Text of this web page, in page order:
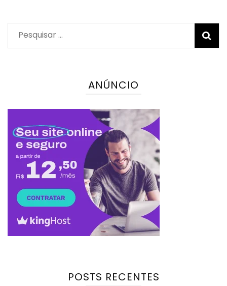
Pesquisar
por:
ANÚNCIO
POSTS RECENTES